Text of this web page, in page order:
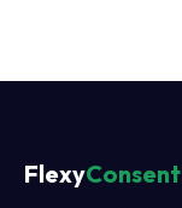
FlexyConsent